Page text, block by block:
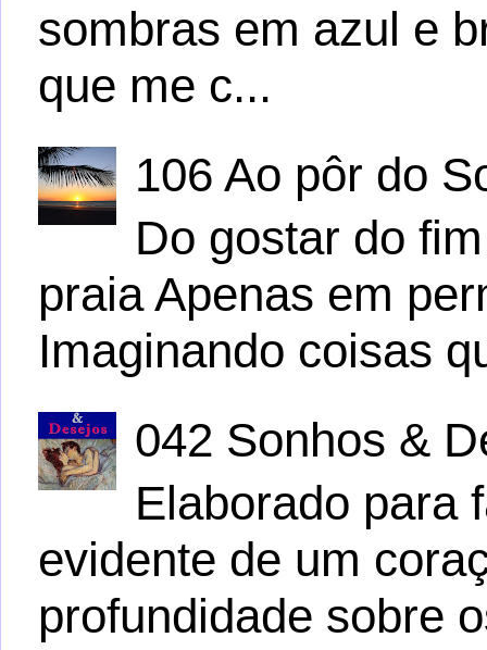
sombras em azul e
que me c...
106 Ao pôr do
Do gostar do
praia Apenas em
Imaginando coisas
042 Sonhos &
Elaborado para
evidente de um
profundidade sobre